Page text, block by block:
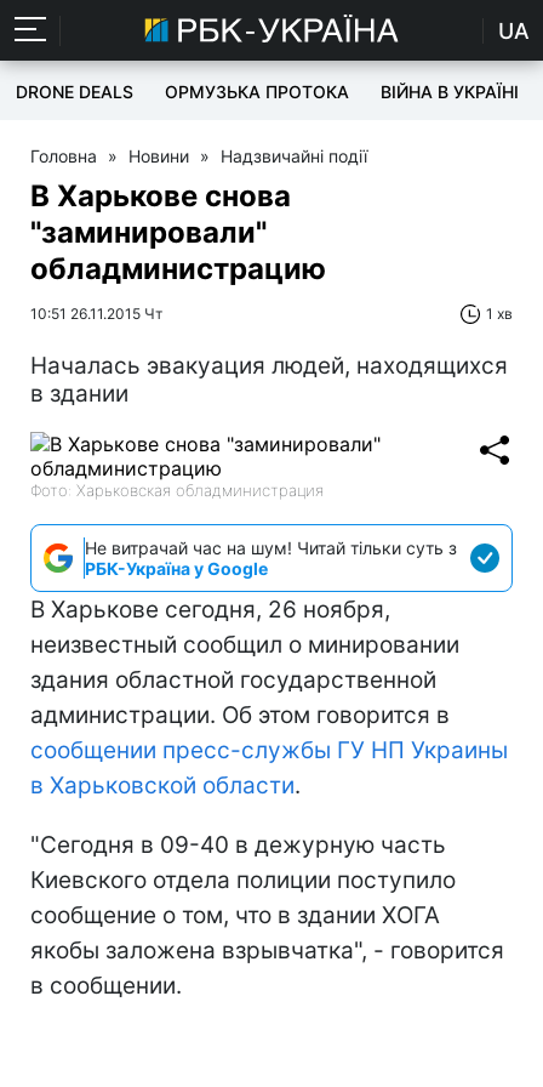
UA
DRONE DEALS ОРМУЗЬКА ПРОТОКА ВІЙНА В УКРАЇНІ
Головна » Новини » Надзвичайні події
В Харькове снова
"заминировали"
обладминистрацию
10:51 26.11.2015 Чт 1 хв
Началась эвакуация людей, находящихся
в здании
Фото: Харьковская обладминистрация
Не витрачай час на шум! Читай тільки суть з
РБК-Україна у Google
В Харькове сегодня, 26 ноября,
неизвестный сообщил о минировании
здания областной государственной
администрации. Об этом говорится в
сообщении пресс-службы ГУ НП Украины
в Харьковской области.
"Сегодня в 09-40 в дежурную часть
Киевского отдела полиции поступило
сообщение о том, что в здании ХОГА
якобы заложена взрывчатка", - говорится
в сообщении.